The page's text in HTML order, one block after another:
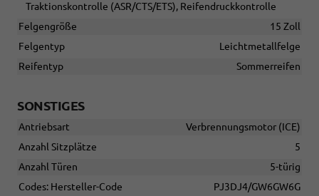
Traktionskontrolle (ASR/CTS/ETS), Reifendruckkontrolle
Felgengröße
15 Zoll
Felgentyp
Leichtmetallfelge
Reifentyp
Sommerreifen
SONSTIGES
Antriebsart
Verbrennungsmotor (ICE)
Anzahl Sitzplätze
5
Anzahl Türen
5-türig
Codes: Hersteller-Code
PJ3DJ4/GW6GW6G